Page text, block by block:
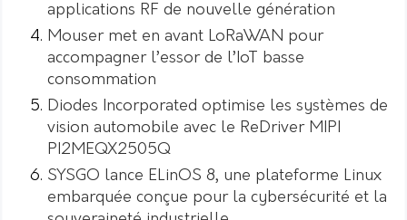
applications RF de nouvelle génération
Mouser met en avant LoRaWAN pour
accompagner l’essor de l’IoT basse
consommation
Diodes Incorporated optimise les systèmes de
vision automobile avec le ReDriver MIPI
PI2MEQX2505Q
SYSGO lance ELinOS 8, une plateforme Linux
embarquée conçue pour la cybersécurité et la